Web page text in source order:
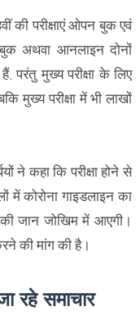
की परीक्षाएं ओपन बुक एवं
बुक अथवा आनलाइन दोनों
परंतु मुख्य परीक्षा के लिए
मुख्य परीक्षा में भी लाखों
ने कहा कि परीक्षा होने से
कोरोना गाइडलाइन का
की जान जोखिम में आएगी।
की मांग की है।
रहे समाचार